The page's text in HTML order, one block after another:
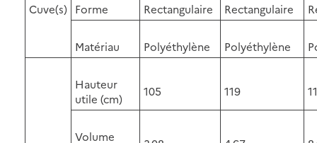
Cuve(s) Forme Rectangulaire Rectangulaire
Matériau Polyéthylène Polyéthylène
Hauteur
utile (cm)
105 119
Volume